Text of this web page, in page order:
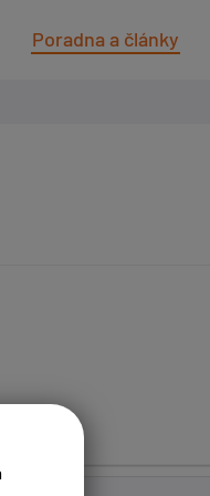
Poradna a články